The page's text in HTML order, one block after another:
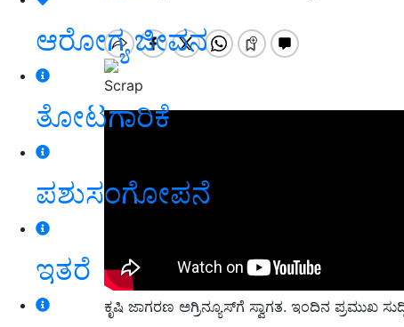
ಆರೋಗ್ಯ ಜೀವನ
ತೋಟಗಾರಿಕೆ
ಪಶುಸಂಗೋಪನೆ
ಇತರೆ
Scrap
ಕೃಷಿ ಜಾಗರಣ ಅಗ್ರಿನ್ಯೂಸ್‌ಗೆ ಸ್ವಾಗತ. ಇಂದಿನ ಪ್ರಮುಖ